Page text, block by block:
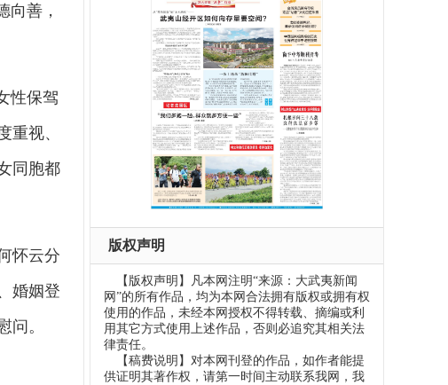
向善，
性保驾
重视、
同胞都
怀云分
婚姻登
问。
版权声明
【版权声明】凡本网注明“来源：大武夷新闻
网”的所有作品，均为本网合法拥有版权或拥有权
使用的作品，未经本网授权不得转载、摘编或利
用其它方式使用上述作品，否则必追究其相关法
律责任。
【稿费说明】对本网刊登的作品，如作者能提
供证明其著作权，请第一时间主动联系我网，我